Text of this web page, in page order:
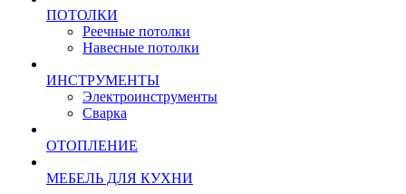
ПОТОЛКИ
Реечные потолки
Навесные потолки
ИНСТРУМЕНТЫ
Электроинструменты
Сварка
ОТОПЛЕНИЕ
МЕБЕЛЬ ДЛЯ КУХНИ